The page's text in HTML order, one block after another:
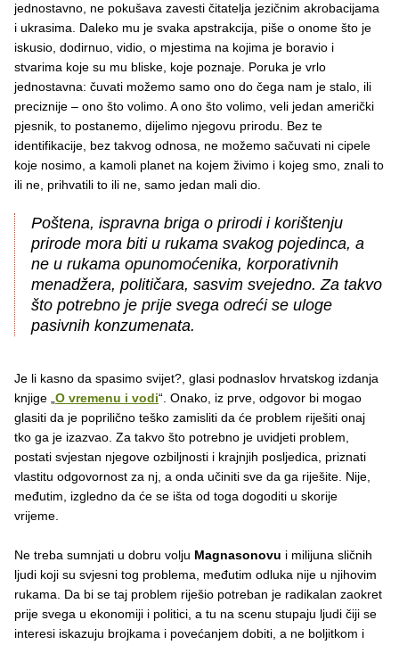
jednostavno, ne pokušava zavesti čitatelja jezičnim akrobacijama
i ukrasima. Daleko mu je svaka apstrakcija, piše o onome što je
iskusio, dodirnuo, vidio, o mjestima na kojima je boravio i
stvarima koje su mu bliske, koje poznaje. Poruka je vrlo
jednostavna: čuvati možemo samo ono do čega nam je stalo, ili
preciznije – ono što volimo. A ono što volimo, veli jedan američki
pjesnik, to postanemo, dijelimo njegovu prirodu. Bez te
identifikacije, bez takvog odnosa, ne možemo sačuvati ni cipele
koje nosimo, a kamoli planet na kojem živimo i kojeg smo, znali to
ili ne, prihvatili to ili ne, samo jedan mali dio.
Poštena, ispravna briga o prirodi i korištenju
prirode mora biti u rukama svakog pojedinca, a
ne u rukama opunomoćenika, korporativnih
menadžera, političara, sasvim svejedno. Za takvo
što potrebno je prije svega odreći se uloge
pasivnih konzumenata.
Je li kasno da spasimo svijet?, glasi podnaslov hrvatskog izdanja
knjige „O vremenu i vodi“. Onako, iz prve, odgovor bi mogao
glasiti da je poprilično teško zamisliti da će problem riješiti onaj
tko ga je izazvao. Za takvo što potrebno je uvidjeti problem,
postati svjestan njegove ozbiljnosti i krajnjih posljedica, priznati
vlastitu odgovornost za nj, a onda učiniti sve da ga riješite. Nije,
međutim, izgledno da će se išta od toga dogoditi u skorije
vrijeme.
Ne treba sumnjati u dobru volju Magnasonovu i milijuna sličnih
ljudi koji su svjesni tog problema, međutim odluka nije u njihovim
rukama. Da bi se taj problem riješio potreban je radikalan zaokret
prije svega u ekonomiji i politici, a tu na scenu stupaju ljudi čiji se
interesi iskazuju brojkama i povećanjem dobiti, a ne boljitkom i